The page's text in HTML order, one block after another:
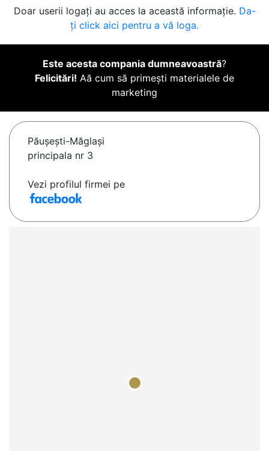
Doar userii logați au acces la această informație. Da-
ți click aici pentru a vă loga.
Este acesta compania dumneavoastră?
Felicitări! Aă cum să primești materialele de
marketing
Păuşeşti-Măglaşi
principala nr 3
Vezi profilul firmei pe